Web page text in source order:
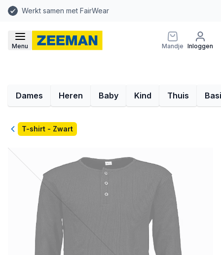
Werkt samen met FairWear
Menu Mandje Inloggen
Dames Heren Baby Kind Thuis
TerugT-shirt - Zwart